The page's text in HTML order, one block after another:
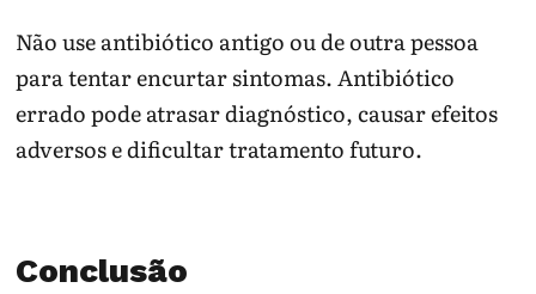
Não use antibiótico antigo ou de outra pessoa
para tentar encurtar sintomas. Antibiótico
errado pode atrasar diagnóstico, causar efeitos
adversos e dificultar tratamento futuro.
Conclusão